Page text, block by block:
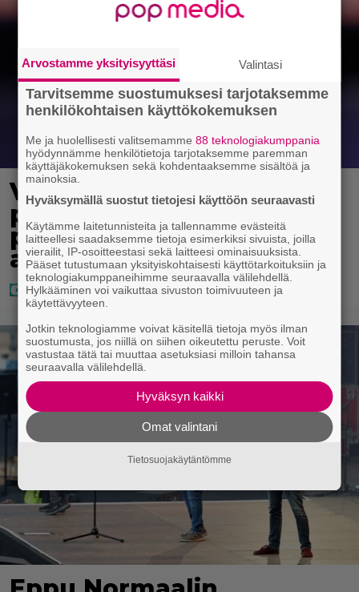
Vappu Pimiä sai huonoa
palvelua ravintolassa –
pettyi siellä kahteen
asiaan
Arvostamme yksityisyyttäsi Valintasi
Tarvitsemme suostumuksesi tarjotaksemme
henkilökohtaisen käyttökokemuksen
Me ja huolellisesti valitsemamme88 teknologiakumppania
hyödynnämme henkilötietoja tarjotaksemme paremman
käyttäjäkokemuksen sekä kohdentaaksemme sisältöä ja
mainoksia.
Hyväksymällä suostut tietojesi käyttöön seuraavasti
Käytämme laitetunnisteita ja tallennamme evästeitä
laitteellesi saadaksemme tietoja esimerkiksi sivuista, joilla
vierailit, IP-osoitteestasi sekä laitteesi ominaisuuksista.
Pääset tutustumaan yksityiskohtaisesti käyttötarkoituksiin ja
teknologiakumppaneihimme seuraavalla välilehdellä.
Hylkääminen voi vaikuttaa sivuston toimivuuteen ja
käytettävyyteen.
Jotkin teknologiamme voivat käsitellä tietoja myös ilman
suostumusta, jos niillä on siihen oikeutettu peruste. Voit
vastustaa tätä tai muuttaa asetuksiasi milloin tahansa
seuraavalla välilehdellä.
Hyväksyn kaikki
Omat valintani
Tietosuojakäytäntömme